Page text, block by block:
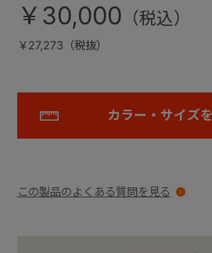
￥30,000
￥27,273（税抜）
カラー・サイズ
この製品のよくある質問を見る